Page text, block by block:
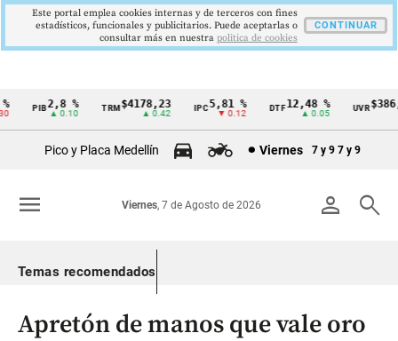
Cintillo
Colombia
PIB2,8 %
▲ 0.10
TRM$4178,23
▲ 0.42
5,81 %
▼ 0.12
DTF12,48 %
▲ 0.05
UVR
Pico y Placa Medellín Viernes 7 y 9 7 y 9
person search
Viernes, 7 de Agosto de 2026
menu
Temas recomendados
Apretón de manos que vale oro
Este portal emplea cookies internas y de terceros con fines
estadísticos, funcionales y publicitarios. Puede aceptarlas o
consultar más en nuestra politica de cookies
CONTINUAR